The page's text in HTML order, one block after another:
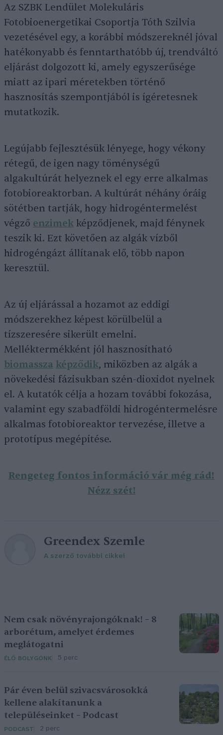
Az SZBK Lendület Molekuláris
Fotobioenergetikai Csoportja Tóth Szilvia
vezetésével egy, a korábbi módszereknél jóval
hatékonyabb és fenntarthatóbb új, trendváltó
eljárást dolgozott ki, amely egyszerűsége
miatt az ipari méretekben történő
hasznosítás szempontjából is ígéretesnek
mutatkozik.
Legújabb fejlesztésük lényege, hogy vékony
rétegű, de igen nagy töménységű
algakultúrát helyeznek el egy erre alkalmas
fotobioreaktorban. A kultúrát néhány óráig
sötétben tartják, hogy hidrogéntermelést
végző enzimek képződjenek, majd fénynek
teszik ki. Ezt követően az algák vízből
hidrogéngázt állítanak elő, több napon
keresztül.
Az új eljárással a hozamot az eddigi
módszerekhez képest körülbelül a
tízszeresére sikerült emelni.
Melléktermékként jól hasznosítható
biomassza képződik, miközben az algák a
növekedési fázisukban szén-dioxidot nyelnek
el. A kutatók célja a hozam további fokozása,
valamint egy szabadföldi hidrogéntermelésre
alkalmas fotobioreaktor tervezése, illetve a
prototípus megépítése.
Rengeteg fontos információ vár még rád!
Nézz szét!
Greendex Szemle
A szerző további cikkei
Nem csak növényrajongóknak! – 8
arborétum, amelyet érdemes
meglátogatni
ÉLŐ BOLYGÓNK 5 perc
Pár éven belül szivacsvárosokká
kellene alakítanunk a
településeinket – Podcast
PODCAST 2 perc